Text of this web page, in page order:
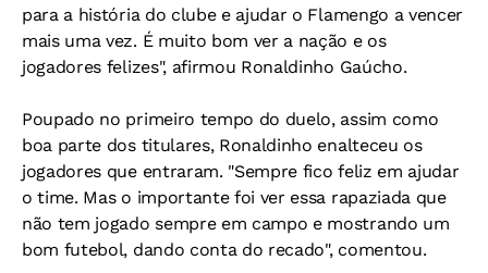
para a história do clube e ajudar o Flamengo a vencer
mais uma vez. É muito bom ver a nação e os
jogadores felizes", afirmou Ronaldinho Gaúcho.
Poupado no primeiro tempo do duelo, assim como
boa parte dos titulares, Ronaldinho enalteceu os
jogadores que entraram. "Sempre fico feliz em ajudar
o time. Mas o importante foi ver essa rapaziada que
não tem jogado sempre em campo e mostrando um
bom futebol, dando conta do recado", comentou.